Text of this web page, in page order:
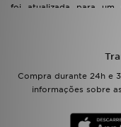
foi atualizada para um
Compra durante 24h e
informações sobre
ESTADO DO TEU
ATENÇÃO AO